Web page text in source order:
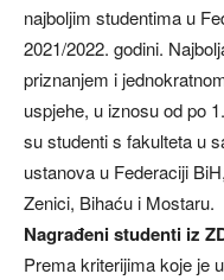
najboljim studentima u
2021/2022. godini.
priznanjem i
uspjehe, u iznosu od po
su studenti s fakulteta u
ustanova u Federaciji
Zenici, Bihaću i Mostaru.
Nagrađeni studenti iz
Prema kriterijima koje je